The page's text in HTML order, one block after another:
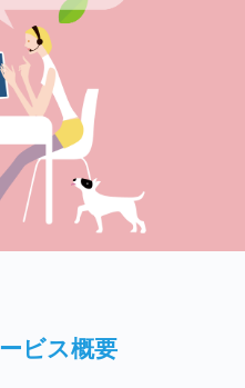
ビス概要